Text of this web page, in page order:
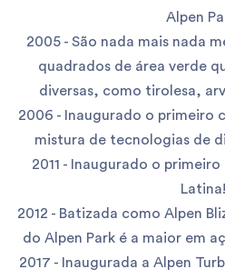
Alpen
2005 - São nada mais nada
quadrados de área verde
diversas, como tirolesa,
2006 - Inaugurado o primeiro
mistura de tecnologias de
2011 - Inaugurado o
Latina!
2012 - Batizada como Alpen
do Alpen Park é a maior em
2017 - Inaugurada a Alpen